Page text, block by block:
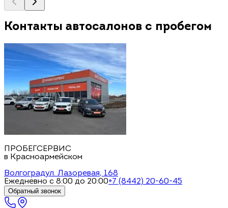
Контакты автосалонов с пробегом
ПРОБЕГСЕРВИС
в Красноармейском
Волгоградул. Лазоревая, 168
Ежедневно с 8:00 до 20:00+7 (8442) 20-60-45
Обратный звонок